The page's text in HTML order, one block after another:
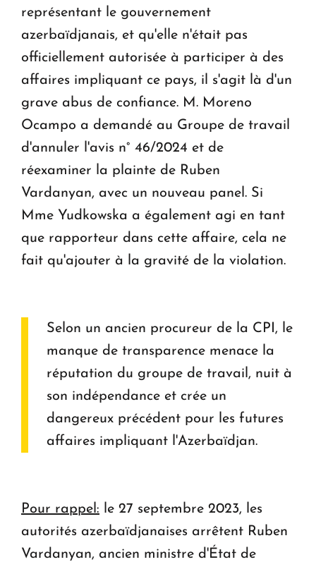
représentant le gouvernement
azerbaïdjanais, et qu'elle n'était pas
officiellement autorisée à participer à des
affaires impliquant ce pays, il s'agit là d'un
grave abus de confiance. M. Moreno
Ocampo a demandé au Groupe de travail
d'annuler l'avis n° 46/2024 et de
réexaminer la plainte de Ruben
Vardanyan, avec un nouveau panel. Si
Mme Yudkowska a également agi en tant
que rapporteur dans cette affaire, cela ne
fait qu'ajouter à la gravité de la violation.
Selon un ancien procureur de la CPI, le
manque de transparence menace la
réputation du groupe de travail, nuit à
son indépendance et crée un
dangereux précédent pour les futures
affaires impliquant l'Azerbaïdjan.
Pour rappel: le 27 septembre 2023, les
autorités azerbaïdjanaises arrêtent Ruben
Vardanyan, ancien ministre d'État de